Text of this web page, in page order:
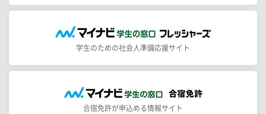
学生のための社会人準備応援サイト
合宿免許が申込める情報サイト